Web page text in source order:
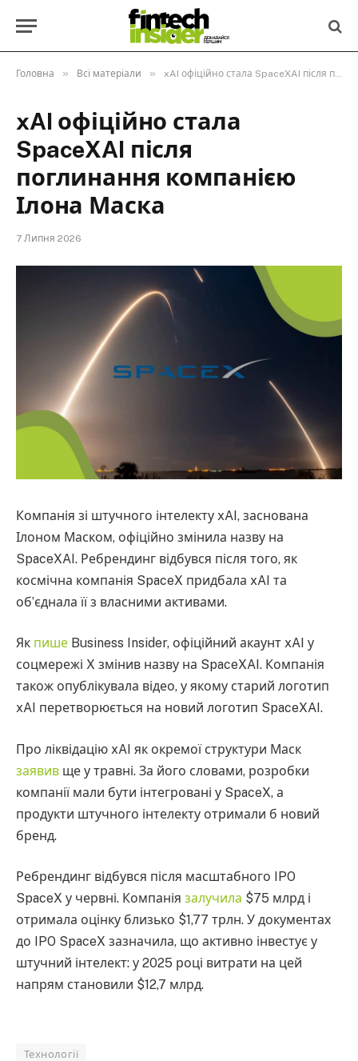
Головна » Всі матеріали » xAI офіційно стала SpaceXAI після поглинання компанією Ілона Маска
xAI офіційно стала
SpaceXAI після
поглинання компанією
Ілона Маска
7 Липня 2026
Компанія зі штучного інтелекту xAI, заснована
Ілоном Маском, офіційно змінила назву на
SpaceXAI. Ребрендинг відбувся після того, як
космічна компанія SpaceX придбала xAI та
об’єднала її з власними активами.
Як пише Business Insider, офіційний акаунт xAI у
соцмережі X змінив назву на SpaceXAI. Компанія
також опублікувала відео, у якому старий логотип
xAI перетворюється на новий логотип SpaceXAI.
Про ліквідацію xAI як окремої структури Маск
заявив ще у травні. За його словами, розробки
компанії мали бути інтегровані у SpaceX, а
продукти штучного інтелекту отримали б новий
бренд.
Ребрендинг відбувся після масштабного IPO
SpaceX у червні. Компанія залучила $75 млрд і
отримала оцінку близько $1,77 трлн. У документах
до IPO SpaceX зазначила, що активно інвестує у
штучний інтелект: у 2025 році витрати на цей
напрям становили $12,7 млрд.
Технології